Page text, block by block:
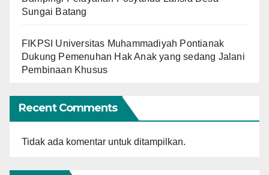
Sungai Batang
FIKPSI Universitas Muhammadiyah Pontianak
Dukung Pemenuhan Hak Anak yang sedang Jalani
Pembinaan Khusus
Recent Comments
Tidak ada komentar untuk ditampilkan.